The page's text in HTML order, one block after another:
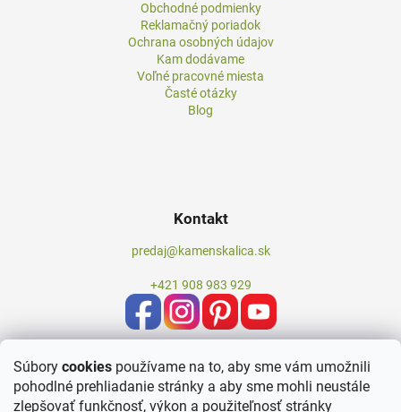
Súbory cookies používame na to, aby sme vám umožnili
pohodlné prehliadanie stránky a aby sme mohli neustále
zlepšovať funkčnosť, výkon a použiteľnosť stránky
Obchodné podmienky
Reklamačný poriadok
Ochrana osobných údajov
Kam dodávame
Voľné pracovné miesta
Časté otázky
Blog
Kontakt
predaj@kamenskalica.sk
+421 908 983 929